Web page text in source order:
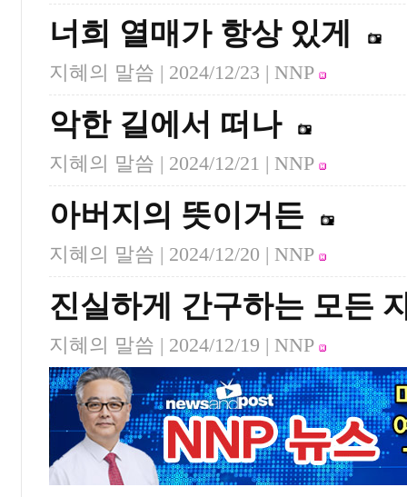
너희 열매가 항상 있게
지혜의 말씀 | 2024/12/23 | NNP
악한 길에서 떠나
지혜의 말씀 | 2024/12/21 | NNP
아버지의 뜻이거든
지혜의 말씀 | 2024/12/20 | NNP
진실하게 간구하는 모든
지혜의 말씀 | 2024/12/19 | NNP